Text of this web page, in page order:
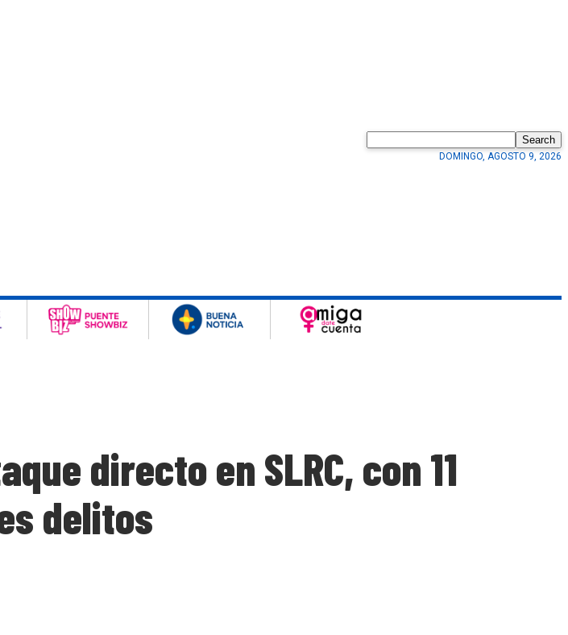
Search
DOMINGO, AGOSTO 9, 2026
directo en SLRC, con 11
delitos